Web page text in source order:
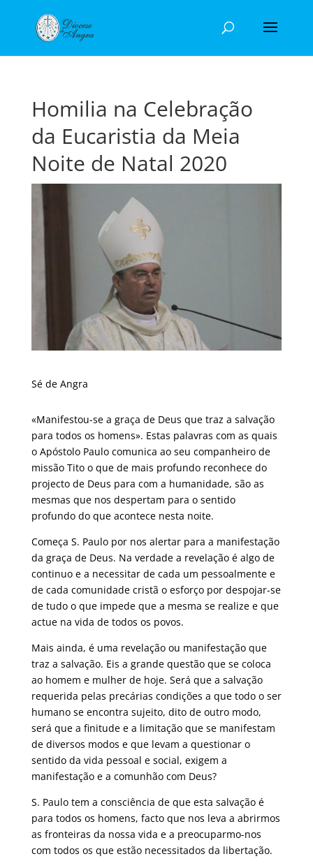
Homilia na Celebração
da Eucaristia da Meia
Noite de Natal 2020
Sé de Angra
«Manifestou-se a graça de Deus que traz a salvação
para todos os homens». Estas palavras com as quais
o Apóstolo Paulo comunica ao seu companheiro de
missão Tito o que de mais profundo reconhece do
projecto de Deus para com a humanidade, são as
mesmas que nos despertam para o sentido
profundo do que acontece nesta noite.
Começa S. Paulo por nos alertar para a manifestação
da graça de Deus. Na verdade a revelação é algo de
continuo e a necessitar de cada um pessoalmente e
de cada comunidade cristã o esforço por despojar-se
de tudo o que impede que a mesma se realize e que
actue na vida de todos os povos.
Mais ainda, é uma revelação ou manifestação que
traz a salvação. Eis a grande questão que se coloca
ao homem e mulher de hoje. Será que a salvação
requerida pelas precárias condições a que todo o ser
humano se encontra sujeito, dito de outro modo,
será que a finitude e a limitação que se manifestam
de diversos modos e que levam a questionar o
sentido da vida pessoal e social, exigem a
manifestação e a comunhão com Deus?
S. Paulo tem a consciência de que esta salvação é
para todos os homens, facto que nos leva a abrirmos
as fronteiras da nossa vida e a preocuparmo-nos
com todos os que estão necessitados da libertação.